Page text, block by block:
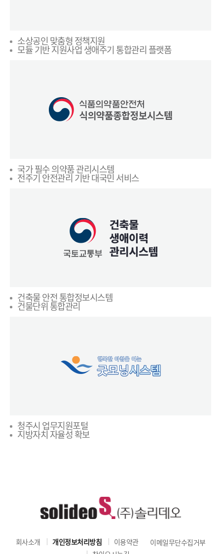
소상공인 맞춤형 정책지원
모듈 기반 지원사업 생애주기 통합관리 플랫폼
국가 필수 의약품 관리시스템
전주기 안전관리 기반 대국민 서비스
건축물 안전 통합정보시스템
건물단위 통합관리
청주시 업무지원포털
지방자치 자율성 확보
회사소개 개인정보처리방침 이용약관
이메일무단수집거부